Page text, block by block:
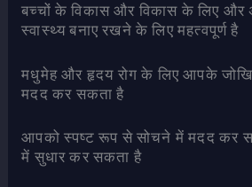
बच्चों के विकास और विकास के लिए और
स्वास्थ्य बनाए रखने के लिए महत्वपूर्ण है
मधुमेह और हृदय रोग के लिए आपके
मदद कर सकता है
आपको स्पष्ट रूप से सोचने में मदद कर
में सुधार कर सकता है